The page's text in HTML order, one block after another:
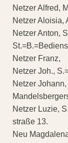
Netzer Alfred,
Netzer Aloisia,
Netzer Anton,
Netzer Franz,
Netzer Joh.,
Netzer
Netzer Luzie,
straße 13.
Neu